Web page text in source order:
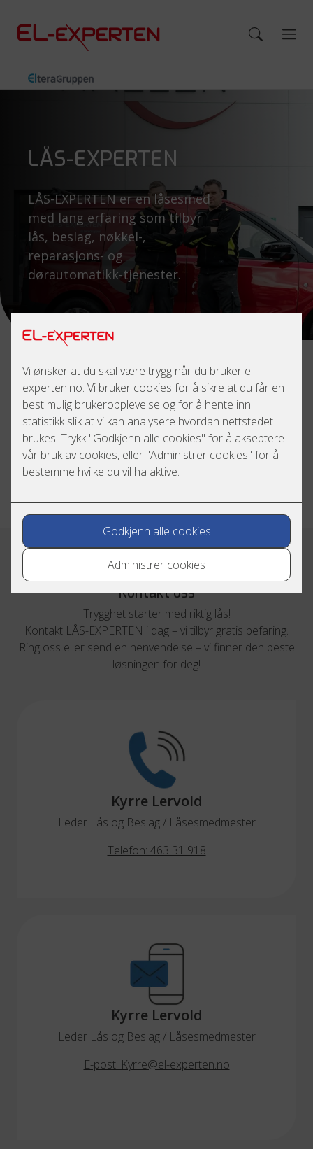
LÅS-EXPERTEN
LÅS-EXPERTEN er en låsesmed
med lang erfaring som tilbyr
lås, beslag, nøkkel-,
reparasjons- og
dørautomatikk-tjenester.
Våre tjenester
LÅS-EXPERTEN leverer komplette løsninger innen lås og
sikkerhet. Vi hjelper deg med alt fra montering og service
av låser, beslag og sylindre til nøkkelarbeid,
dørautomatikk og reparasjoner. Enten du trenger en
trygg oppgradering av eksisterende systemer, sikring av
for kvalitet og pålitelighet – til konkurransedyktige priser.
Kontakt oss
Trygghet starter med riktig lås!
Kontakt LÅS-EXPERTEN i dag – vi tilbyr gratis befaring.
Ring oss eller send en henvendelse – vi finner den beste
løsningen for deg!
Kyrre Lervold
Leder Lås og Beslag / Låsesmedmester
Telefon: 463 31 918
Kyrre Lervold
Leder Lås og Beslag / Låsesmedmester
E-post: Kyrre@el-experten.no